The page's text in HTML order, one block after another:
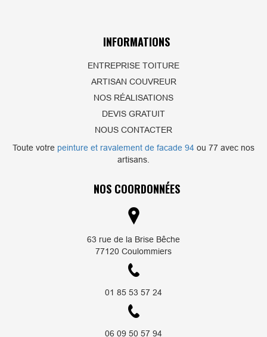
INFORMATIONS
ENTREPRISE TOITURE
ARTISAN COUVREUR
NOS RÉALISATIONS
DEVIS GRATUIT
NOUS CONTACTER
Toute votre peinture et ravalement de facade 94 ou 77 avec nos
artisans.
NOS COORDONNÉES
63 rue de la Brise Bêche
77120 Coulommiers
01 85 53 57 24
06 09 50 57 94